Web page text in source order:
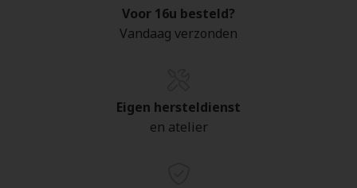
Voor 16u besteld?
Vandaag verzonden
Eigen hersteldienst
en atelier